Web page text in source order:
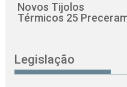
Novos Tijolos
Térmicos 25
Legislação